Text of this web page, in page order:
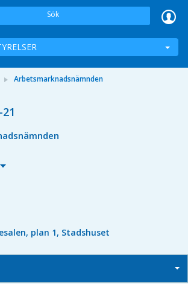
Sök
Arbetsmarknadsnämnden
plan 1, Stadshuset